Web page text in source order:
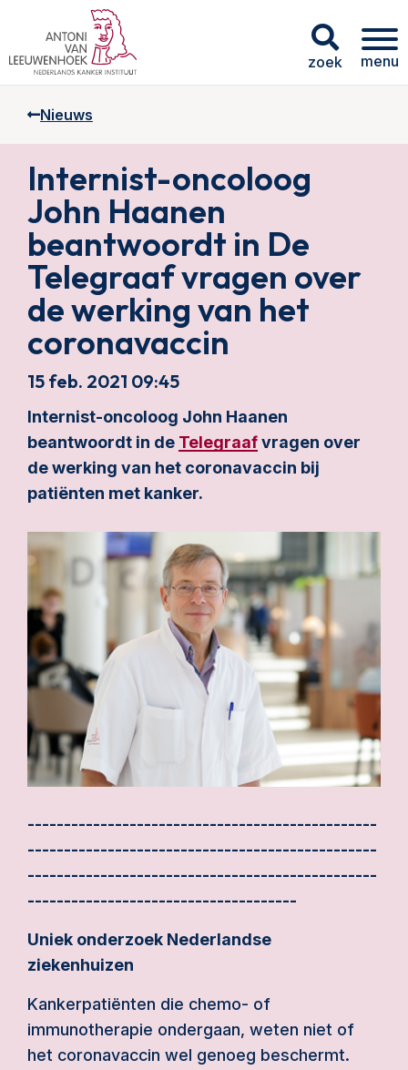
zoek menu
Nieuws
Internist-oncoloog
John Haanen
beantwoordt in De
Telegraaf vragen over
de werking van het
coronavaccin
15 feb. 2021 09:45
Internist-oncoloog John Haanen
beantwoordt in de Telegraafvragen over
de werking van het coronavaccin bij
patiënten met kanker.
------------------------------------------------
------------------------------------------------
------------------------------------------------
-------------------------------------
Uniek onderzoek Nederlandse
ziekenhuizen
Kankerpatiënten die chemo- of
immunotherapie ondergaan, weten niet of
het coronavaccin wel genoeg beschermt.